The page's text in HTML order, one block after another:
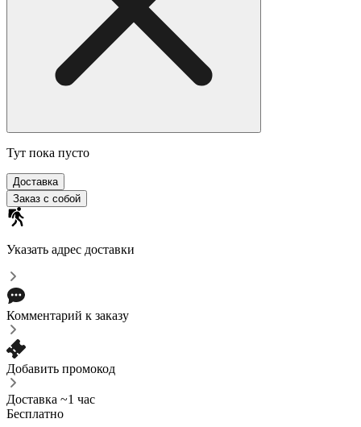
Тут пока пусто
Доставка
Заказ с собой
Указать адрес доставки
Комментарий к заказу
Добавить промокод
Доставка ~1 час
Бесплатно